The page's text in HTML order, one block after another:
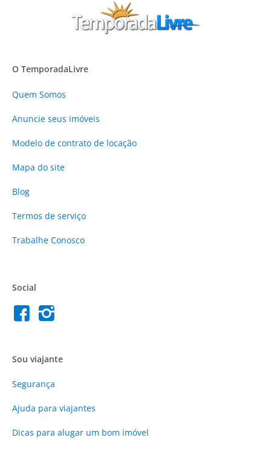
O TemporadaLivre
Quem Somos
Anuncie seus imóveis
Modelo de contrato de locação
Mapa do site
Blog
Termos de serviço
Trabalhe Conosco
Social
Sou viajante
Segurança
Ajuda para viajantes
Dicas para alugar um bom imóvel